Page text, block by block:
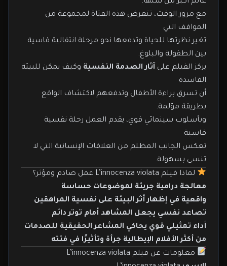
مع مرور الوقت، تتعرض هذه الفتاة لمجموعة من
المواقف التي
تغير نظرتها للحياة وتدفعها نحو مرحلة انتقالية قاسية
بين الطفولة والبلوغ.
يركز الفيلم على آثار الصدمة النفسية وكيف يمكن للبيئة
الفاسدة
أن تسرق براءة الأطفال وتدفعهم لاكتشاف الواقع
بطريقة مؤلمة.
وبأسلوب سينمائي قوي، يقدم العمل رحلة نفسية
قاسية
تعكس الجانب المظلم من العلاقات الإنسانية التي لا
تنسى بسهولة.
لماذا فيلم L’innocenza violata عمل صادم ومؤثر؟
معالجة درامية جريئة لموضوعات حساسة
واقعية في إظهار أثر البيئة على نفسية المراهقين
تصاعد نفسي يجعل المشاهد أمام توتر دائم
أداء تمثيلي قوي يحاكي المشاعر الحقيقية للصدمات
من أكثر الأفلام الإيطالية جرأة وتأثيرًا في فئته
معلومات عن فيلم L’innocenza violata